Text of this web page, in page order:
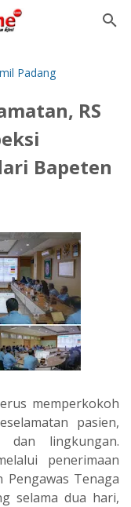
Padang
RS
Bapeten
memperkokoh
pasien,
dan lingkungan.
penerimaan
Tenaga
selama dua hari,